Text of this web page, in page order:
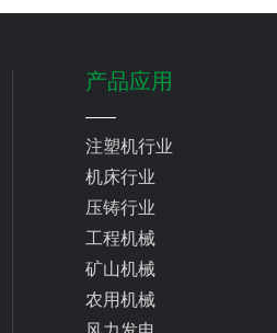
产品应用
注塑机行业
机床行业
压铸行业
工程机械
矿山机械
农用机械